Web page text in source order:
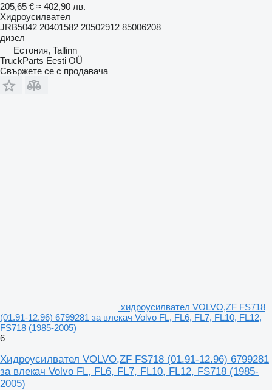
205,65 € ≈ 402,90 лв.
Хидроусилвател
JRB5042 20401582 20502912 85006208
дизел
Естония, Tallinn
TruckParts Eesti OÜ
Свържете се с продавача
хидроусилвател VOLVO,ZF FS718
(01.91-12.96) 6799281 за влекач Volvo FL, FL6, FL7, FL10, FL12,
FS718 (1985-2005)
6
Хидроусилвател VOLVO,ZF FS718 (01.91-12.96) 6799281
за влекач Volvo FL, FL6, FL7, FL10, FL12, FS718 (1985-
2005)